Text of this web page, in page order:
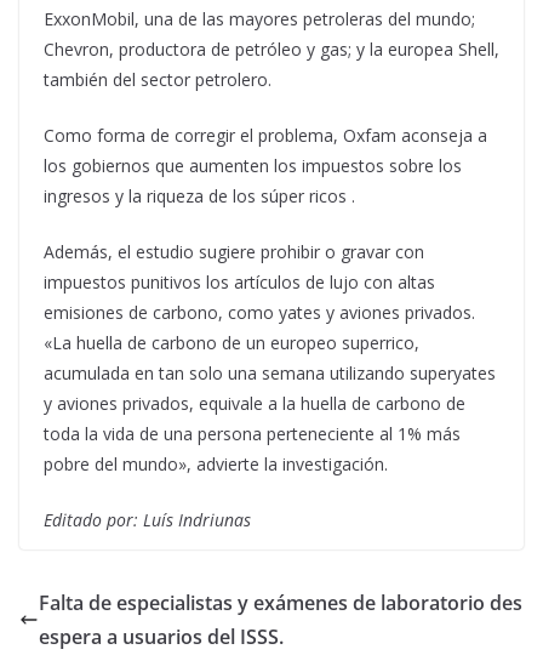
ExxonMobil, una de las mayores petroleras del mundo;
Chevron, productora de petróleo y gas; y la europea Shell,
también del sector petrolero.
Como forma de corregir el problema, Oxfam aconseja a
los gobiernos que aumenten los impuestos sobre los
ingresos y la riqueza de los súper ricos .
Además, el estudio sugiere prohibir o gravar con
impuestos punitivos los artículos de lujo con altas
emisiones de carbono, como yates y aviones privados.
«La huella de carbono de un europeo superrico,
acumulada en tan solo una semana utilizando superyates
y aviones privados, equivale a la huella de carbono de
toda la vida de una persona perteneciente al 1% más
pobre del mundo», advierte la investigación.
Editado por: Luís Indriunas
Falta de especialistas y exámenes de laboratorio des
espera a usuarios del ISSS.